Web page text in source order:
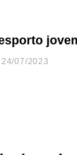
24/07/2023